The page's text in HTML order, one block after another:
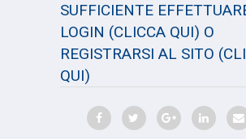
SUFFICIENTE
LOGIN (CLICCA QUI) O
REGISTRARSI AL SITO
QUI)